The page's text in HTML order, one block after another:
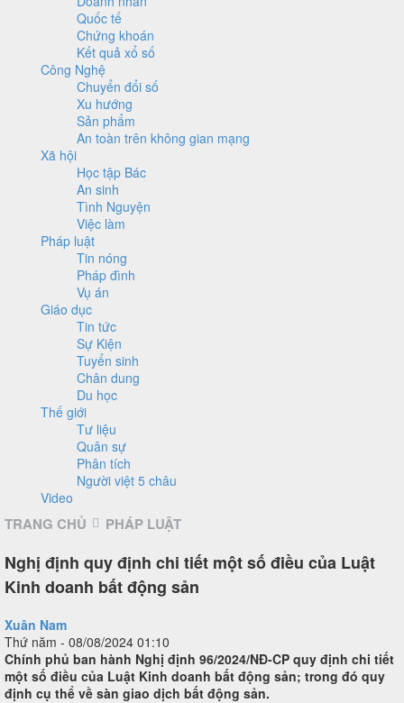
Quốc tế
Chứng khoán
Kết quả xổ số
Công Nghệ
Chuyển đổi số
Xu hướng
Sản phẩm
An toàn trên không gian mạng
Xã hội
Học tập Bác
An sinh
Tình Nguyện
Việc làm
Pháp luật
Tin nóng
Pháp đình
Vụ án
Giáo dục
Tin tức
Sự Kiện
Tuyển sinh
Chân dung
Du học
Thế giới
Tư liệu
Quân sự
Phân tích
Người việt 5 châu
Video
TRANG CHỦ PHÁP LUẬT
Nghị định quy định chi tiết một số điều của Luật
Kinh doanh bất động sản
Xuân Nam
Thứ năm - 08/08/2024 01:10
Chính phủ ban hành Nghị định 96/2024/NĐ-CP quy định chi tiết
một số điều của Luật Kinh doanh bất động sản; trong đó quy
định cụ thể về sàn giao dịch bất động sản.